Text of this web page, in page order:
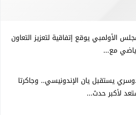
الأولمبي يوقع إتفاقية لتعزيز التعاون
مع...
يستقبل يان الإندونيسي.. وجاكرتا
لأكبر حدث...